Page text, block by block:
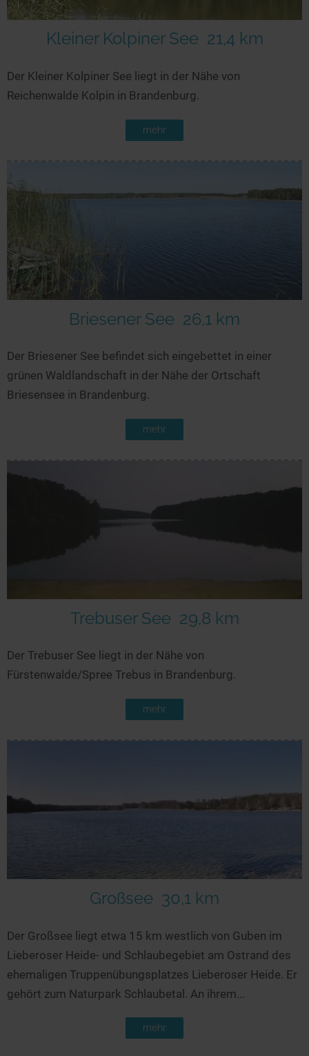
Kleiner Kolpiner See 21,4 km
Der Kleiner Kolpiner See liegt in der Nähe von
Reichenwalde Kolpin in Brandenburg.
mehr
Briesener See 26,1 km
Der Briesener See befindet sich eingebettet in einer
grünen Waldlandschaft in der Nähe der Ortschaft
Briesensee in Brandenburg.
mehr
Trebuser See 29,8 km
Der Trebuser See liegt in der Nähe von
Fürstenwalde/Spree Trebus in Brandenburg.
mehr
Großsee 30,1 km
Der Großsee liegt etwa 15 km westlich von Guben im
Lieberoser Heide- und Schlaubegebiet am Ostrand des
ehemaligen Truppenübungsplatzes Lieberoser Heide. Er
gehört zum Naturpark Schlaubetal. An ihrem...
mehr